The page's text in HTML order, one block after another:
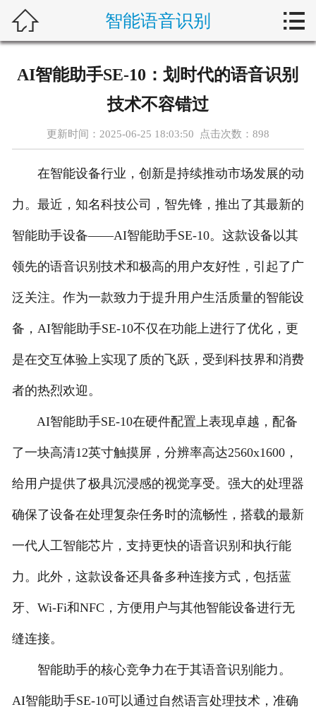
新闻动态
客户案例
解决方案
行业动态
在线留言
 智能语音识别 
AI智能助手SE-10：划时代的语音识别
技术不容错过
更新时间：2025-06-25 18:03:50 点击次数： 898
在智能设备行业，创新是持续推动市场发展的动
力。最近，知名科技公司，智先锋，推出了其最新的
智能助手设备——AI智能助手SE-10。这款设备以其
领先的语音识别技术和极高的用户友好性，引起了广
泛关注。作为一款致力于提升用户生活质量的智能设
备，AI智能助手SE-10不仅在功能上进行了优化，更
是在交互体验上实现了质的飞跃，受到科技界和消费
者的热烈欢迎。
AI智能助手SE-10在硬件配置上表现卓越，配备
了一块高清12英寸触摸屏，分辨率高达2560x1600，
给用户提供了极具沉浸感的视觉享受。强大的处理器
确保了设备在处理复杂任务时的流畅性，搭载的最新
一代人工智能芯片，支持更快的语音识别和执行能
力。此外，这款设备还具备多种连接方式，包括蓝
牙、Wi-Fi和NFC，方便用户与其他智能设备进行无
缝连接。
智能助手的核心竞争力在于其语音识别能力。
AI智能助手SE-10可以通过自然语言处理技术，准确